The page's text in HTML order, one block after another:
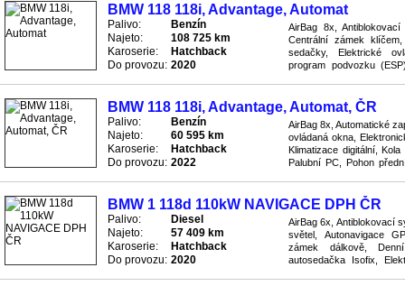
BMW 118 118i, Advantage, Automat
Palivo:
Benzín
Najeto:
108 725 km
Karoserie:
Hatchback
Do provozu: 2020
AirBag 8x,
Centrální zámek
sedačky, Elektrické
program podvozku
BMW 118 118i, Advantage, Automat, ČR
Palivo:
Benzín
Najeto:
60 595 km
Karoserie:
Hatchback
Do provozu: 2022
AirBag 8x, Automatické
ovládaná okna,
Klimatizace digitální,
Palubní PC, Pohon
BMW 1 118d 110kW NAVIGACE DPH ČR
Palivo:
Diesel
Najeto:
57 409 km
Karoserie:
Hatchback
Do provozu: 2020
AirBag 6x, Antiblokovací
světel, Autonavigace
zámek dálkově,
autosedačka Isofix,